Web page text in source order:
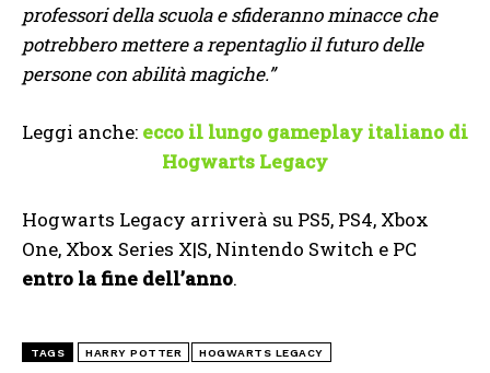
professori della scuola e sfideranno minacce che
potrebbero mettere a repentaglio il futuro delle
persone con abilità magiche.”
Leggi anche: ecco il lungo gameplay italiano di
Hogwarts Legacy
Hogwarts Legacy arriverà su PS5, PS4, Xbox
One, Xbox Series X|S, Nintendo Switch e PC
entro la fine dell’anno.
TAGS HARRY POTTER HOGWARTS LEGACY